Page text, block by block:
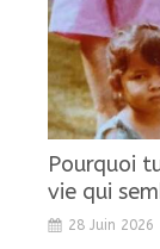
Pourquoi
vie qui
28 Juin 2026